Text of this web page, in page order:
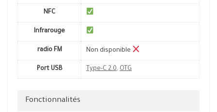
NFC
Infrarouge
radio FM Non disponible
Port USB Type-C 2.0, OTG
Fonctionnalités